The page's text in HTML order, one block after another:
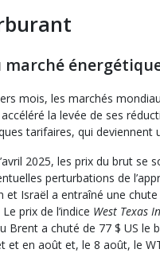
marché
mois, les marchés
la levée de ses
tarifaires, qui deviennent
2025, les prix du brut
perturbations de
et Israël a entraîné une
prix de l’indice West Texas
Brent a chuté de 77 $ US
et en août et, le 8 août, le